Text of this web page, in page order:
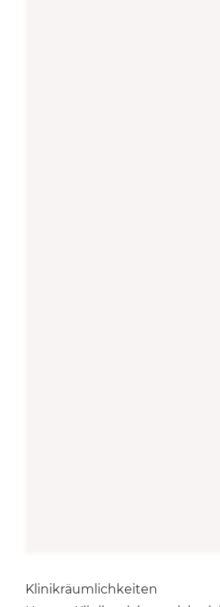
Klinikräumlichkeiten